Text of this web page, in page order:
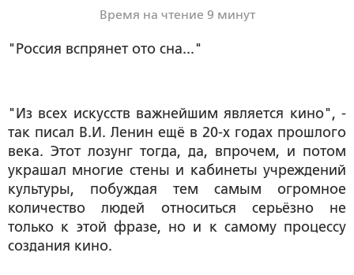
Время на чтение 9 минут
"Россия вспрянет ото сна..."
"Из всех искусств важнейшим является кино", -
так писал В.И. Ленин ещё в 20-х годах прошлого
века. Этот лозунг тогда, да, впрочем, и потом
украшал многие стены и кабинеты учреждений
культуры, побуждая тем самым огромное
количество людей относиться серьёзно не
только к этой фразе, но и к самому процессу
создания кино.